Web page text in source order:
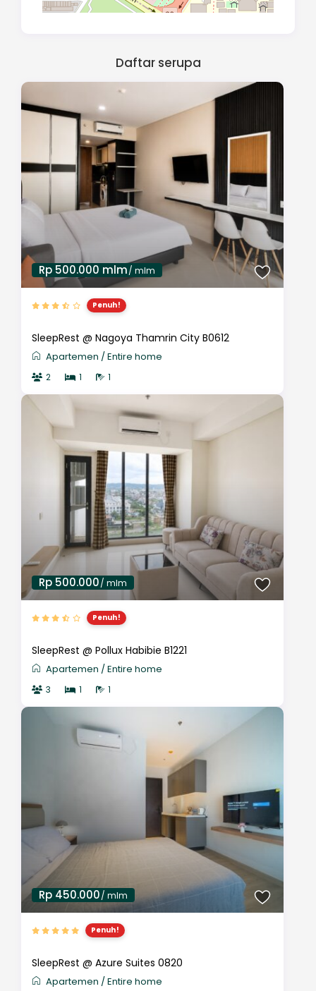
Daftar serupa
Rp 500.000 mlm/ mlm
Penuh!
SleepRest @ Nagoya Thamrin City B0612
Apartemen /Entire home
2 1 1
Rp 500.000/ mlm
Penuh!
SleepRest @ Pollux Habibie B1221
Apartemen /Entire home
3 1 1
Rp 450.000/ mlm
Penuh!
SleepRest @ Azure Suites 0820
Apartemen /Entire home